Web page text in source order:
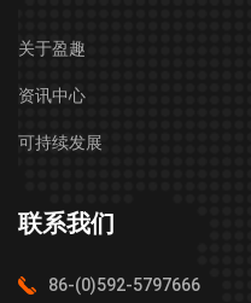
关于盈趣
资讯中心
可持续发展
联系我们
86-(0)592-5797666